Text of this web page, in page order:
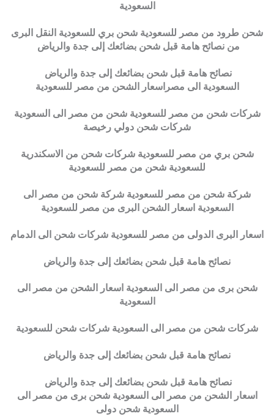
السعودية
شحن طرود من مصر للسعودية شحن بري للسعودية النقل البرى
من نصائح هامة قبل شحن بضائعك إلى جدة والرياض
نصائح هامة قبل شحن بضائعك إلى جدة والرياض
السعودية الى مصراسعار الشحن من مصر للسعودية
شركات شحن من مصر للسعودية شحن من مصر الى السعودية
شركات شحن دولي رخيصة
شحن بري من مصر للسعودية شركات شحن من الاسكندرية
للسعودية شحن من مصر للسعودية
شركة شحن من مصر للسعودية شركة شحن من مصر الى
السعودية اسعار الشحن البرى من مصر للسعودية
اسعار البرى الدولى من مصر للسعودية شركات شحن الى الدمام
نصائح هامة قبل شحن بضائعك إلى جدة والرياض
شحن برى من مصر الى السعودية اسعار الشحن من مصر الى
السعودية
شركات شحن من مصر الى السعودية شركات شحن للسعودية
نصائح هامة قبل شحن بضائعك إلى جدة والرياض
نصائح هامة قبل شحن بضائعك إلى جدة والرياض
اسعار الشحن من مصر الى السعودية شحن برى من مصر الى
السعودية شحن دولى